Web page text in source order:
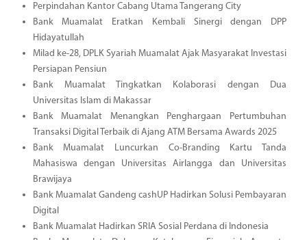
Perpindahan Kantor Cabang Utama Tangerang City
Bank Muamalat Eratkan Kembali Sinergi dengan DPP
Hidayatullah
Milad ke-28, DPLK Syariah Muamalat Ajak Masyarakat Investasi
Persiapan Pensiun
Bank Muamalat Tingkatkan Kolaborasi dengan Dua
Universitas Islam di Makassar
Bank Muamalat Menangkan Penghargaan Pertumbuhan
Transaksi Digital Terbaik di Ajang ATM Bersama Awards 2025
Bank Muamalat Luncurkan Co-Branding Kartu Tanda
Mahasiswa dengan Universitas Airlangga dan Universitas
Brawijaya
Bank Muamalat Gandeng cashUP Hadirkan Solusi Pembayaran
Digital
Bank Muamalat Hadirkan SRIA Sosial Perdana di Indonesia